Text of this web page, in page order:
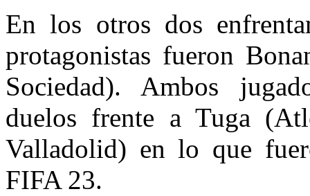
En los otros dos
protagonistas fueron
Sociedad). Ambos
duelos frente a Tuga
Valladolid) en lo que
FIFA 23.